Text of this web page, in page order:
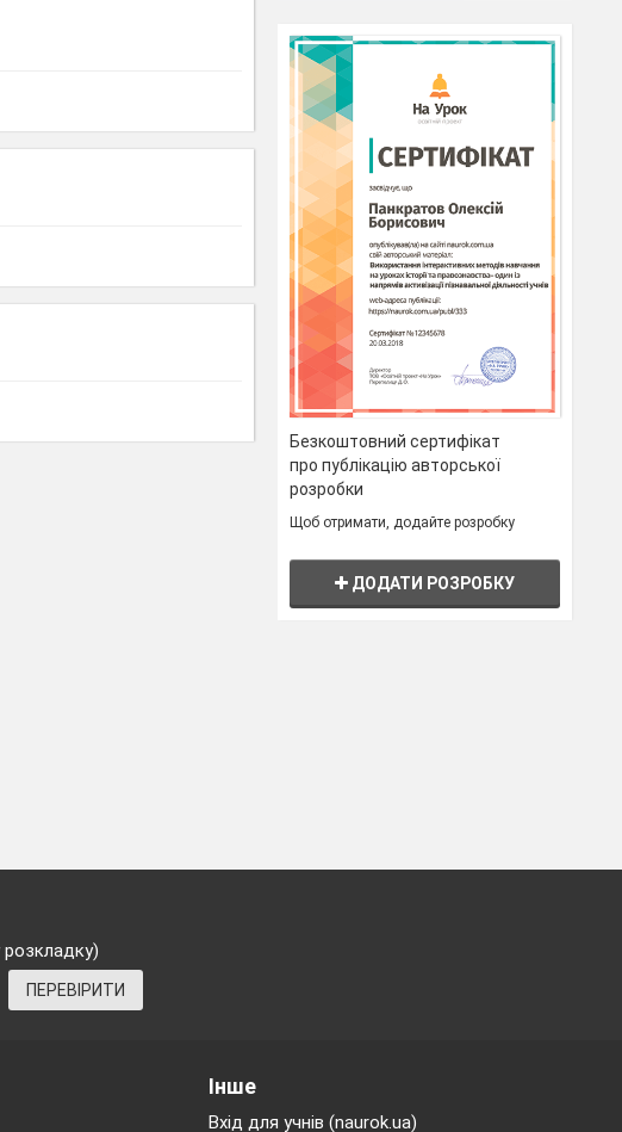
Безкоштовний сертифікат
про публікацію авторської
розробки
Щоб отримати, додайте розробку
ДОДАТИ РОЗРОБКУ
ПЕРЕВІРИТИ
Інше
Вхід для учнів (naurok.ua)